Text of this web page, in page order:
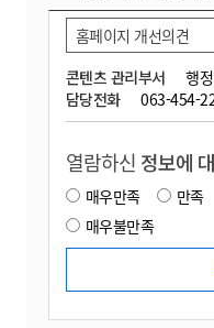
콘텐츠 관리부서
행
담당전화
063-454-
홈페이지 개선의견
열람하신 정보에
매우만족 만족
매우불만족